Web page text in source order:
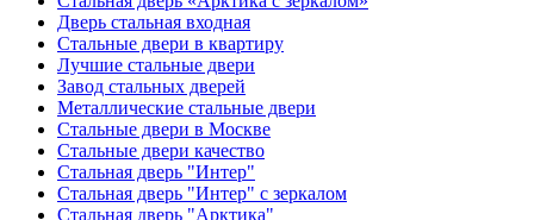
Дверь стальная входная
Стальные двери в квартиру
Лучшие стальные двери
Завод стальных дверей
Металлические стальные двери
Стальные двери в Москве
Стальные двери качество
Стальная дверь "Интер"
Стальная дверь "Интер" с зеркалом
Стальная дверь "Арктика"